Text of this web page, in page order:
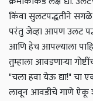
किंवा सुलटपद्धतीने
परंतु जेव्हा आपण उलट
आणि हेच आपल्याला
तुम्हाला आवडणाऱ्या
"चला हवा येऊ द्या!" चा
लावून आवडीचे गाणे ऐकू